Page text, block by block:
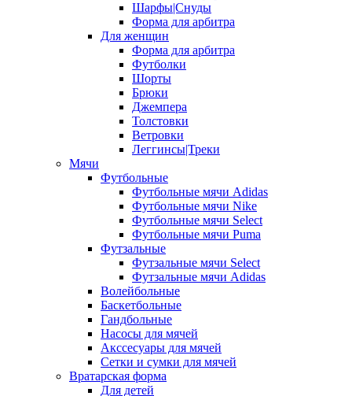
Шарфы|Снуды
Форма для арбитра
Для женщин
Форма для арбитра
Футболки
Шорты
Брюки
Джемпера
Толстовки
Ветровки
Леггинсы|Треки
Мячи
Футбольные
Футбольные мячи Adidas
Футбольные мячи Nike
Футбольные мячи Select
Футбольные мячи Puma
Футзальные
Футзальные мячи Select
Футзальные мячи Adidas
Волейбольные
Баскетбольные
Гандбольные
Насосы для мячей
Акссесуары для мячей
Сетки и сумки для мячей
Вратарская форма
Для детей